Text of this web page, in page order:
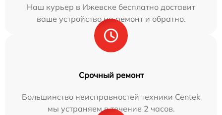
Наш курьер в Ижевске бесплатно доставит
ваше устройство на ремонт и обратно.
Срочный ремонт
Большинство неисправностей техники Centek
мы устраняем в течение 2 часов.